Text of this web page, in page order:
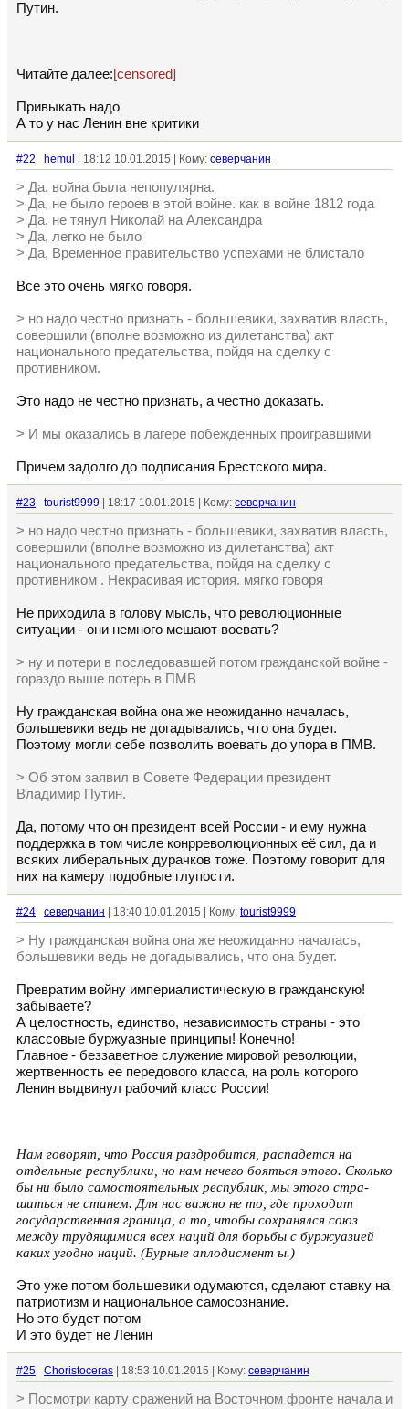
Путин.
Читайте далее:[censored]
Привыкать надо
А то у нас Ленин вне критики
#22 hemul | 18:12 10.01.2015 | Кому: северчанин
> Да. война была непопулярна.
> Да, не было героев в этой войне. как в войне 1812 года
> Да, не тянул Николай на Александра
> Да, легко не было
> Да, Временное правительство успехами не блистало
Все это очень мягко говоря.
> но надо честно признать - большевики, захватив власть,
совершили (вполне возможно из дилетанства) акт
национального предательства, пойдя на сделку с
противником.
Это надо не честно признать, а честно доказать.
> И мы оказались в лагере побежденных проигравшими
Причем задолго до подписания Брестского мира.
#23 tourist9999 | 18:17 10.01.2015 | Кому: северчанин
> но надо честно признать - большевики, захватив власть,
совершили (вполне возможно из дилетанства) акт
национального предательства, пойдя на сделку с
противником . Некрасивая история. мягко говоря
Не приходила в голову мысль, что революционные
ситуации - они немного мешают воевать?
> ну и потери в последовавшей потом гражданской войне -
гораздо выше потерь в ПМВ
Ну гражданская война она же неожиданно началась,
большевики ведь не догадывались, что она будет.
Поэтому могли себе позволить воевать до упора в ПМВ.
> Об этом заявил в Совете Федерации президент
Владимир Путин.
Да, потому что он президент всей России - и ему нужна
поддержка в том числе конрреволюционных её сил, да и
всяких либеральных дурачков тоже. Поэтому говорит для
них на камеру подобные глупости.
#24 северчанин | 18:40 10.01.2015 | Кому: tourist9999
> Ну гражданская война она же неожиданно началась,
большевики ведь не догадывались, что она будет.
Превратим войну империалистическую в гражданскую!
забываете?
А целостность, единство, независимость страны - это
классовые буржуазные принципы! Конечно!
Главное - беззаветное служение мировой революции,
жертвенность ее передового класса, на роль которого
Ленин выдвинул рабочий класс России!
Нам говорят, что Россия раздробится, распадется на
отдельные республики, но нам нечего бояться этого. Сколько
бы ни было самостоятельных республик, мы этого стра­
шиться не станем. Для нас важно не то, где проходит
государственная граница, а то, чтобы сохранялся союз
между трудящимися всех наций для борьбы с буржуазией
ка­ких угодно наций. (Бурные аплодисмент ы.)
Это уже потом большевики одумаются, сделают ставку на
патриотизм и национальное самосознание.
Но это будет потом
И это будет не Ленин
#25 Choristoceras | 18:53 10.01.2015 | Кому: северчанин
> Посмотри карту сражений на Восточном фронте начала и